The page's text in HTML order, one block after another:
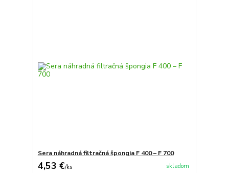
Sera náhradná filtračná špongia F 400 – F 700
4,53 €/ks skladom